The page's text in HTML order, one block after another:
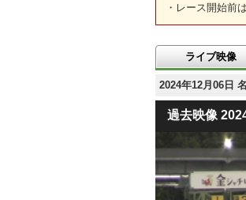
・レース開始前
ライブ映像
2024年12月06日
過去映像